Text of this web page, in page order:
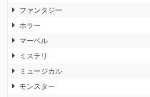
ファンタジー
ホラー
マーベル
ミステリ
ミュージカル
モンスター